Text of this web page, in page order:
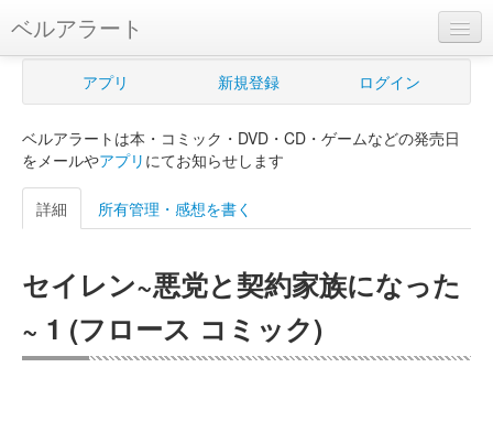
ベルアラート
ベルアラートとは
新規登録
ログイン
購入管理
Myシェルフ
アプリ 新規登録 ログイン
ベルアラートは本・コミック・DVD・CD・ゲームなどの発売日
をメールやアプリ にてお知らせします
詳細 所有管理・感想を書く
セイレン~悪党と契約家族になった
~ 1 (フロース コミック)